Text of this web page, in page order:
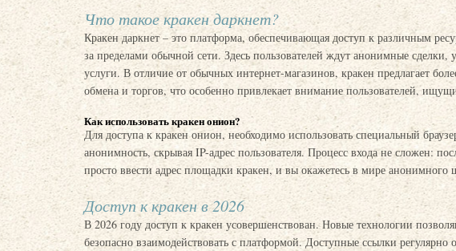
Что такое кракен даркнет?
Кракен даркнет – это платформа, обеспечивающая доступ к различным
за пределами обычной сети. Здесь пользователей ждут анонимные сделки,
услуги. В отличие от обычных интернет-магазинов, кракен предлагает
обмена и торгов, что особенно привлекает внимание пользователей,
Как использовать кракен онион?
Для доступа к кракен онион, необходимо использовать специальный
анонимность, скрывая IP-адрес пользователя. Процесс входа не сложен:
просто ввести адрес площадки кракен, и вы окажетесь в мире анонимного
Доступ к кракен в 2026
В 2026 году доступ к кракен усовершенствован. Новые технологии
безопасно взаимодействовать с платформой. Доступные ссылки регулярно